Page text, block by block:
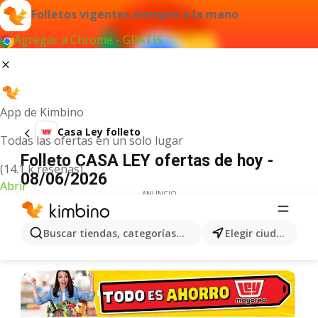
Folletos vigentes siempre a la mano
Agregar a Chrome - GRATIS
App de Kimbino
Todas las ofertas en un solo lugar
(14.1 k reseñas)
Abrir
Buscar tiendas, categorías, productos... Elegir ciudad
Casa Ley folleto
Folleto CASA LEY ofertas de hoy -
08/06/2026
ANUNCIO